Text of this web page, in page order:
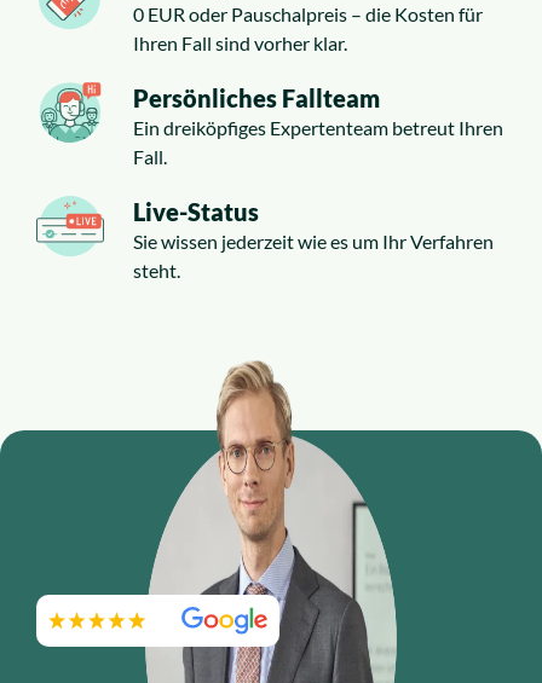
0 EUR oder Pauschalpreis – die Kosten für
Ihren Fall sind vorher klar.
Persönliches Fallteam
Ein dreiköpfiges Expertenteam betreut Ihren
Fall.
Live-Status
Sie wissen jederzeit wie es um Ihr Verfahren
steht.